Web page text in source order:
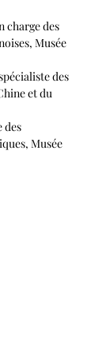
charge des
Musée
des
et du
des
Musée